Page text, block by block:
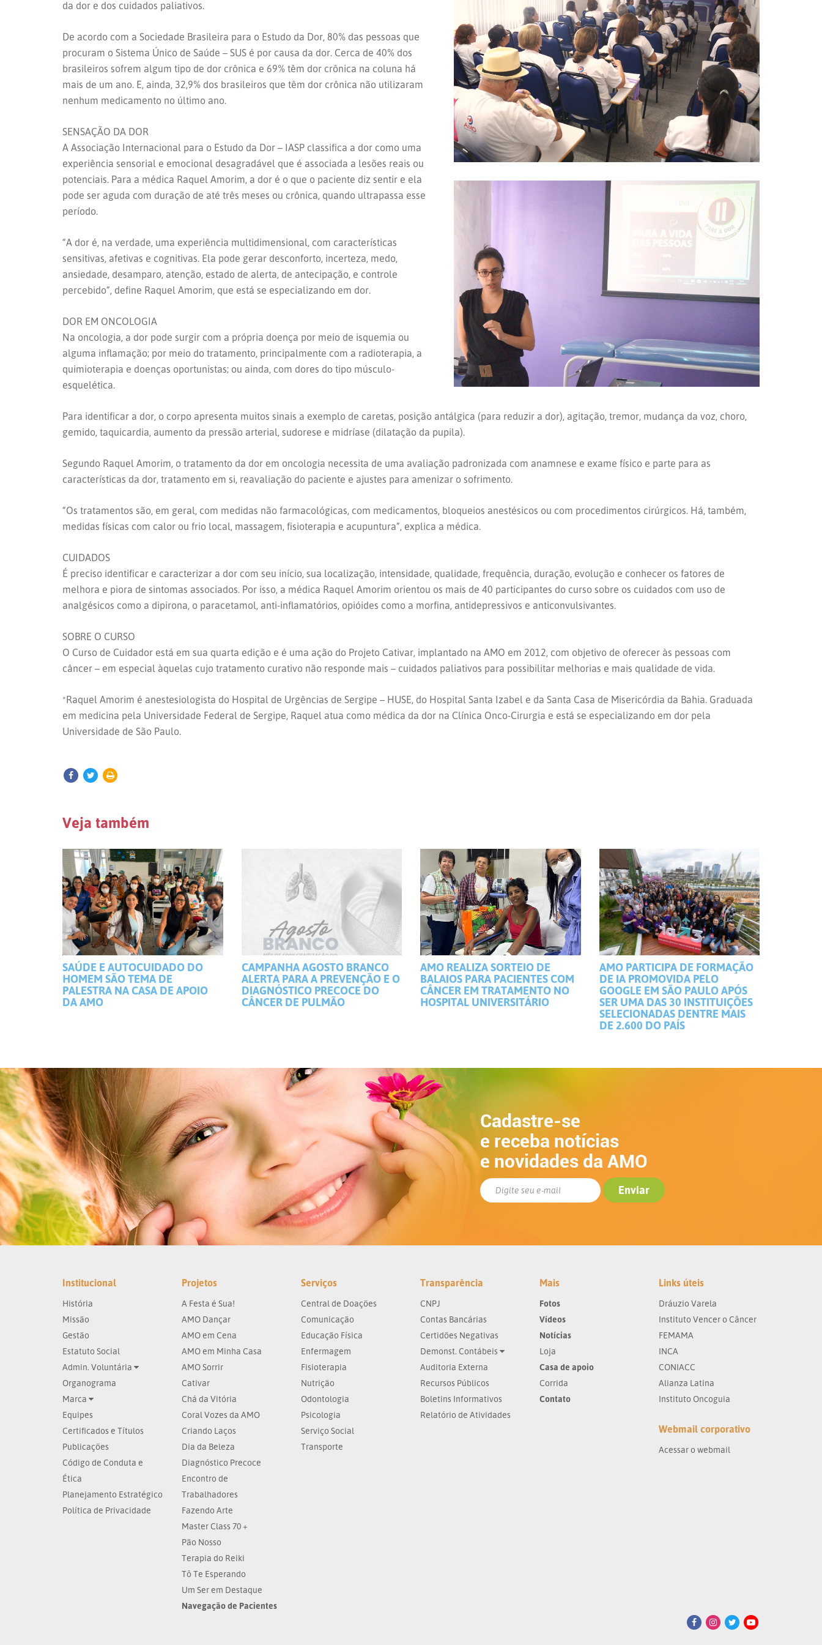
da dor e dos cuidados paliativos.
De acordo com a Sociedade Brasileira para o Estudo da Dor, 80% das pessoas que
procuram o Sistema Único de Saúde – SUS é por causa da dor. Cerca de 40% dos
brasileiros sofrem algum tipo de dor crônica e 69% têm dor crônica na coluna há
mais de um ano. E, ainda, 32,9% dos brasileiros que têm dor crônica não utilizaram
nenhum medicamento no último ano.
SENSAÇÃO DA DOR
A Associação Internacional para o Estudo da Dor – IASP classifica a dor como uma
experiência sensorial e emocional desagradável que é associada a lesões reais ou
potenciais. Para a médica Raquel Amorim, a dor é o que o paciente diz sentir e ela
pode ser aguda com duração de até três meses ou crônica, quando ultrapassa esse
período.
“A dor é, na verdade, uma experiência multidimensional, com características
sensitivas, afetivas e cognitivas. Ela pode gerar desconforto, incerteza, medo,
ansiedade, desamparo, atenção, estado de alerta, de antecipação, e controle
percebido”, define Raquel Amorim, que está se especializando em dor.
DOR EM ONCOLOGIA
Na oncologia, a dor pode surgir com a própria doença por meio de isquemia ou
alguma inflamação; por meio do tratamento, principalmente com a radioterapia, a
quimioterapia e doenças oportunistas; ou ainda, com dores do tipo músculo-
esquelética.
Para identificar a dor, o corpo apresenta muitos sinais a exemplo de caretas, posição antálgica (para reduzir a dor), agitação, tremor, mudança da voz, choro,
gemido, taquicardia, aumento da pressão arterial, sudorese e midríase (dilatação da pupila).
Segundo Raquel Amorim, o tratamento da dor em oncologia necessita de uma avaliação padronizada com anamnese e exame físico e parte para as
características da dor, tratamento em si, reavaliação do paciente e ajustes para amenizar o sofrimento.
“Os tratamentos são, em geral, com medidas não farmacológicas, com medicamentos, bloqueios anestésicos ou com procedimentos cirúrgicos. Há, também,
medidas físicas com calor ou frio local, massagem, fisioterapia e acupuntura”, explica a médica.
CUIDADOS
É preciso identificar e caracterizar a dor com seu início, sua localização, intensidade, qualidade, frequência, duração, evolução e conhecer os fatores de
melhora e piora de sintomas associados. Por isso, a médica Raquel Amorim orientou os mais de 40 participantes do curso sobre os cuidados com uso de
analgésicos como a dipirona, o paracetamol, anti-inflamatórios, opióides como a morfina, antidepressivos e anticonvulsivantes.
SOBRE O CURSO
O Curso de Cuidador está em sua quarta edição e é uma ação do Projeto Cativar, implantado na AMO em 2012, com objetivo de oferecer às pessoas com
câncer – em especial àquelas cujo tratamento curativo não responde mais – cuidados paliativos para possibilitar melhorias e mais qualidade de vida.
*Raquel Amorim é anestesiologista do Hospital de Urgências de Sergipe – HUSE, do Hospital Santa Izabel e da Santa Casa de Misericórdia da Bahia. Graduada
em medicina pela Universidade Federal de Sergipe, Raquel atua como médica da dor na Clínica Onco-Cirurgia e está se especializando em dor pela
Universidade de São Paulo.
Veja também
SAÚDE E AUTOCUIDADO DO
HOMEM SÃO TEMA DE
PALESTRA NA CASA DE APOIO
DA AMO
CAMPANHA AGOSTO BRANCO
ALERTA PARA A PREVENÇÃO E O
DIAGNÓSTICO PRECOCE DO
CÂNCER DE PULMÃO
AMO REALIZA SORTEIO DE
BALAIOS PARA PACIENTES COM
CÂNCER EM TRATAMENTO NO
HOSPITAL UNIVERSITÁRIO
AMO PARTICIPA DE FORMAÇÃO
DE IA PROMOVIDA PELO
GOOGLE EM SÃO PAULO APÓS
SER UMA DAS 30 INSTITUIÇÕES
SELECIONADAS DENTRE MAIS
DE 2.600 DO PAÍS
Cadastre-se
e receba notícias
e novidades da AMO
Institucional
História
Missão
Gestão
Estatuto Social
Admin. Voluntária
Organograma
Marca
Equipes
Certificados e Títulos
Publicações
Código de Conduta e
Ética
Planejamento Estratégico
Política de Privacidade
Projetos
A Festa é Sua!
AMO Dançar
AMO em Cena
AMO em Minha Casa
AMO Sorrir
Cativar
Chá da Vitória
Coral Vozes da AMO
Criando Laços
Dia da Beleza
Diagnóstico Precoce
Encontro de
Trabalhadores
Fazendo Arte
Master Class 70 +
Pão Nosso
Terapia do Reiki
Tô Te Esperando
Um Ser em Destaque
Navegação de Pacientes
Serviços
Central de Doações
Comunicação
Educação Física
Enfermagem
Fisioterapia
Nutrição
Odontologia
Psicologia
Serviço Social
Transporte
Transparência
CNPJ
Contas Bancárias
Certidões Negativas
Demonst. Contábeis
Auditoria Externa
Recursos Públicos
Boletins Informativos
Relatório de Atividades
Mais
Fotos
Vídeos
Notícias
Loja
Casa de apoio
Corrida
Contato
Links úteis
Dráuzio Varela
Instituto Vencer o Câncer
FEMAMA
INCA
CONIACC
Alianza Latina
Instituto Oncoguia
Webmail corporativo
Acessar o webmail